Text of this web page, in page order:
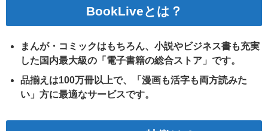
BookLiveとは？
まんが・コミックはもちろん、小説やビジネス書も充実
した国内最大級の「電子書籍の総合ストア」です。
品揃えは100万冊以上で、「漫画も活字も両方読みた
い」方に最適なサービスです。